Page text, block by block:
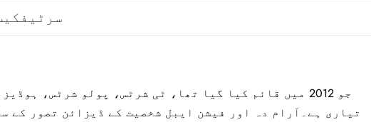
تیاری ہے۔ آرام دہ اور فیشن ایبل شخصیت کے ڈیزائن تصور کے